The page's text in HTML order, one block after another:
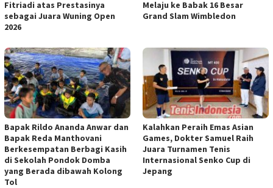
Fitriadi atas Prestasinya
sebagai Juara Wuning Open
2026
Melaju ke Babak 16 Besar
Grand Slam Wimbledon
Bapak Rildo Ananda Anwar dan
Bapak Reda Manthovani
Berkesempatan Berbagi Kasih
di Sekolah Pondok Domba
yang Berada dibawah Kolong
Tol
Kalahkan Peraih Emas Asian
Games, Dokter Samuel Raih
Juara Turnamen Tenis
Internasional Senko Cup di
Jepang